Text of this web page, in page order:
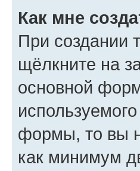
Как мне
При создании
щёлкните на
основной
формы, то вы
как минимум